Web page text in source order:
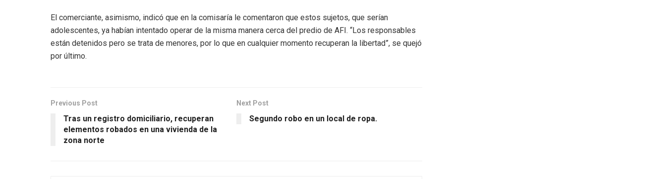
El comerciante, asimismo, indicó que en la comisaría le comentaron que estos sujetos, que serían
adolescentes, ya habían intentado operar de la misma manera cerca del predio de AFI. “Los responsables
están detenidos pero se trata de menores, por lo que en cualquier momento recuperan la libertad”, se quejó
por último.
Previous Post
Tras un registro domiciliario, recuperan
elementos robados en una vivienda de la
zona norte
Next Post
Segundo robo en un local de ropa.